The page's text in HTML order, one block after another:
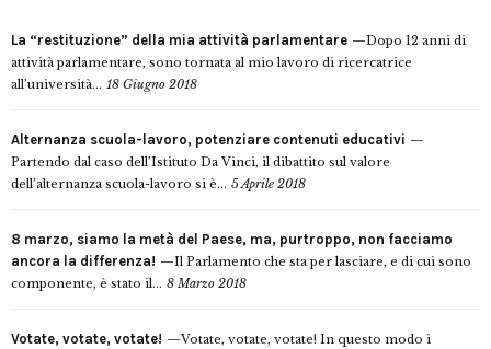
La “restituzione” della mia attività parlamentare
Dopo 12 anni di
attività parlamentare, sono tornata al mio lavoro di ricercatrice
all’università... 18 Giugno 2018
Alternanza scuola-lavoro, potenziare contenuti educativi
Partendo dal caso dell’Istituto Da Vinci, il dibattito sul valore
dell’alternanza scuola-lavoro si è... 5 Aprile 2018
8 marzo, siamo la metà del Paese, ma, purtroppo, non facciamo
ancora la differenza!
Il Parlamento che sta per lasciare, e di cui sono
componente, è stato il... 8 Marzo 2018
Votate, votate, votate!
Votate, votate, votate! In questo modo i